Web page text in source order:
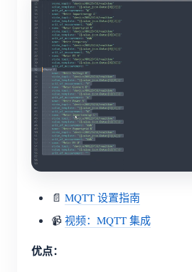
📄 MQTT 设置指南
📹 视频：MQTT 集成
优点：